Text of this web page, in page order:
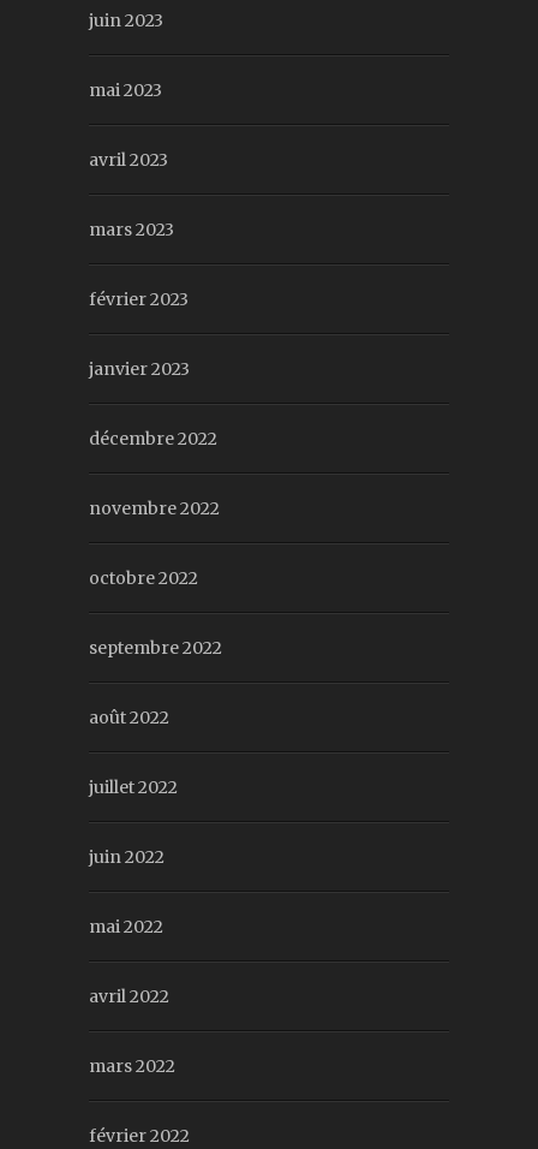
juin 2023
mai 2023
avril 2023
mars 2023
février 2023
janvier 2023
décembre 2022
novembre 2022
octobre 2022
septembre 2022
août 2022
juillet 2022
juin 2022
mai 2022
avril 2022
mars 2022
février 2022